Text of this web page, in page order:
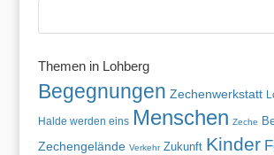
Themen in Lohberg
Begegnungen Zechenwerkstatt
Halde werden eins Menschen Zeche
Zechengelände Verkehr Zukunft Kinder